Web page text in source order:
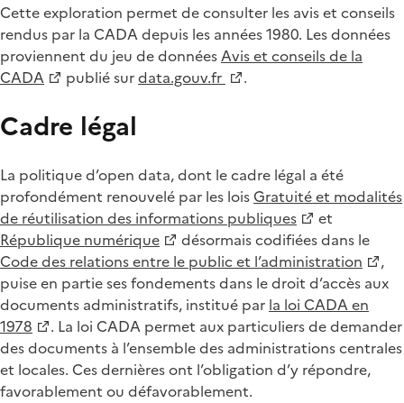
Cette exploration permet de consulter les avis et conseils
rendus par la CADA depuis les années 1980. Les données
proviennent du jeu de donnéesAvis et conseils de la
CADA
publié surdata.gouv.fr .
Cadre légal
La politique d’open data, dont le cadre légal a été
profondément renouvelé par les loisGratuité et modalités
de réutilisation des informations publiques
et
République numérique
désormais codifiées dans le
Code des relations entre le public et l’administration
,
puise en partie ses fondements dans le droit d’accès aux
documents administratifs, institué par la loi CADA en
1978
. La loi CADA permet aux particuliers de demander
des documents à l’ensemble des administrations centrales
et locales. Ces dernières ont l’obligation d’y répondre,
favorablement ou défavorablement.